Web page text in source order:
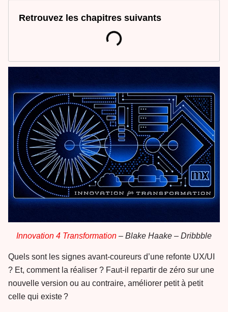
Retrouvez les chapitres suivants
Innovation 4 Transformation – Blake Haake – Dribbble
Quels sont les signes avant-coureurs d’une refonte UX/UI
? Et, comment la réaliser ? Faut-il repartir de zéro sur une
nouvelle version ou au contraire, améliorer petit à petit
celle qui existe ?